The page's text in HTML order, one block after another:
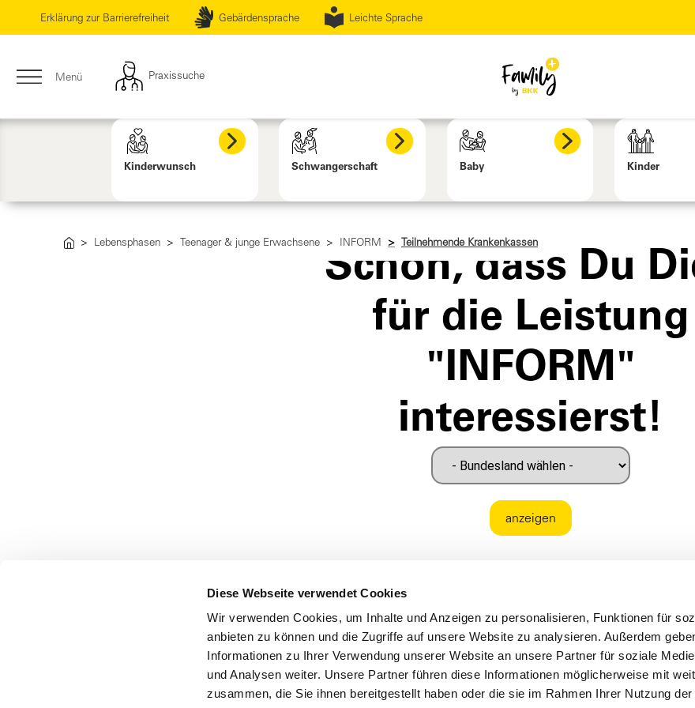
Diese Webseite verwendet Cookies
Wir verwenden Cookies, um Inhalte und Anzeigen zu personalisieren, Funktionen für
anbieten zu können und die Zugriffe auf unsere Website zu analysieren. Außerdem
Informationen zu Ihrer Verwendung unserer Website an unsere Partner für soziale
und Analysen weiter. Unsere Partner führen diese Informationen möglicherweise mit
zusammen, die Sie ihnen bereitgestellt haben oder die sie im Rahmen Ihrer Nutzung
Erklärung zur Barrierefreiheit Gebärdensprache Leichte Sprache
Menü Praxissuche
Kinderwunsch Schwangerschaft Baby Kinder
Lebensphasen Teenager & junge Erwachsene INFORM Teilnehmende Krankenkassen
Schön, dass Du
für die Leistung
"INFORM"
interessierst!
anzeigen
Datenschutz Impressum